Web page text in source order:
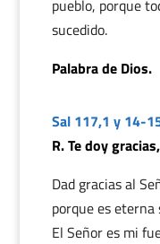
pueblo, porque
sucedido.
Palabra de Dios.
Sal 117,1 y 14-
R. Te doy
Dad gracias al
porque es
El Señor es mi